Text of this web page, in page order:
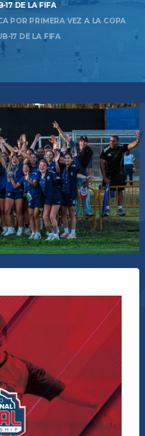
17 DE LA FIFA
POR PRIMERA VEZ A LA COPA
17 DE LA FIFA